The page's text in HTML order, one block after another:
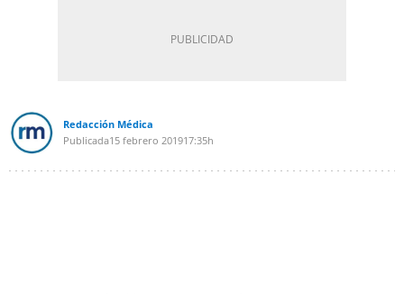
Redacción Médica
Publicada15 febrero 201917:35h